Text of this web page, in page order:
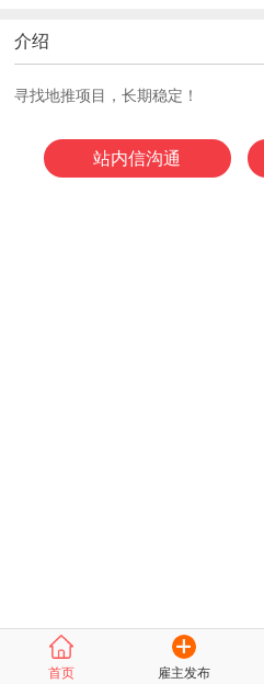
介绍
寻找地推项目，长期稳定！
站内信沟通
首页 雇主发布